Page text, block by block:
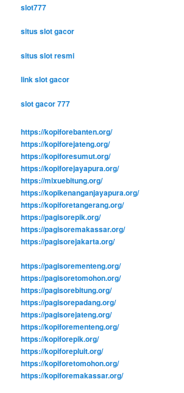
slot777
situs slot gacor
situs slot resmi
link slot gacor
slot gacor 777
https://kopiforebanten.org/
https://kopiforejateng.org/
https://kopiforesumut.org/
https://kopiforejayapura.org/
https://mixuebitung.org/
https://kopikenanganjayapura.org/
https://kopiforetangerang.org/
https://pagisorepik.org/
https://pagisoremakassar.org/
https://pagisorejakarta.org/
https://pagisorementeng.org/
https://pagisoretomohon.org/
https://pagisorebitung.org/
https://pagisorepadang.org/
https://pagisorejateng.org/
https://kopiforementeng.org/
https://kopiforepik.org/
https://kopiforepluit.org/
https://kopiforetomohon.org/
https://kopiforemakassar.org/